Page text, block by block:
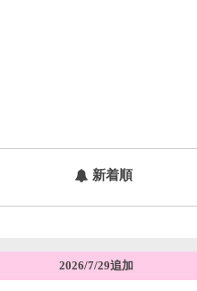
新着順
2026/7/29追加